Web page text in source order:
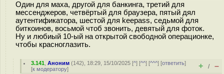
Один для маха, другой для банкинга, третий для
мессенджеров, четвёртый для браузера, пятый дял
аутентификатора, шестой для keepass, седьмой для
биткоинов, восьмой чтоб звонить, девятый для фоток.
Ну и любиый 10-ый на открытой свободной операционке,
чтобы красноглазить.
3.141 ,Аноним (142), 18:29, 15/10/2025 [^] [^^] [^^^] [ответить]
[к модератору] + / –